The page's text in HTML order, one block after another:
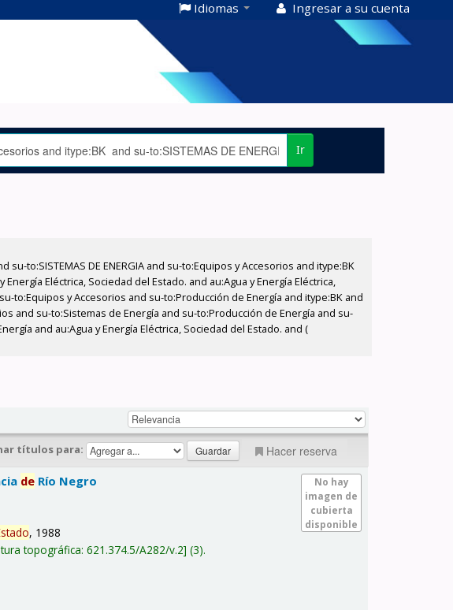
Idiomas Ingresar a su cuenta
Ir
to:SISTEMAS DE ENERGIA and su-to:Equipos y Accesorios and itype:BK
Eléctrica, Sociedad del Estado. and au:Agua y Energía Eléctrica,
to:Equipos y Accesorios and su-to:Producción de Energía and itype:BK and
and su-to:Sistemas de Energía and su-to:Producción de Energía and su-
and au:Agua y Energía Eléctrica, Sociedad del Estado. and (
títulos para: Hacer reserva
No hay
imagen de
cubierta
disponible
de Río Negro
, 1988
topográfica:621.374.5/A282/v.2 (3).